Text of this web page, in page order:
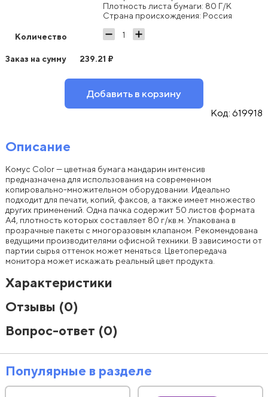
Плотность листа бумаги: 80 Г/К
Страна происхождения: Россия
Количество
Заказ на сумму 239.21 ₽
Добавить в корзину
Код: 619918
Описание
Комус Color — цветная бумага мандарин интенсив
предназначена для использования на современном
копировально-множительном оборудовании. Идеально
подходит для печати, копий, факсов, а также имеет множество
других применений. Одна пачка содержит 50 листов формата
А4, плотность которых составляет 80 г/кв.м. Упакована в
прозрачные пакеты с многоразовым клапаном. Рекомендована
ведущими производителями офисной техники. В зависимости от
партии сырья оттенок может меняться. Цветопередача
монитора может искажать реальный цвет продукта.
Характеристики
Отзывы (0)
Вопрос-ответ (0)
Популярные в разделе